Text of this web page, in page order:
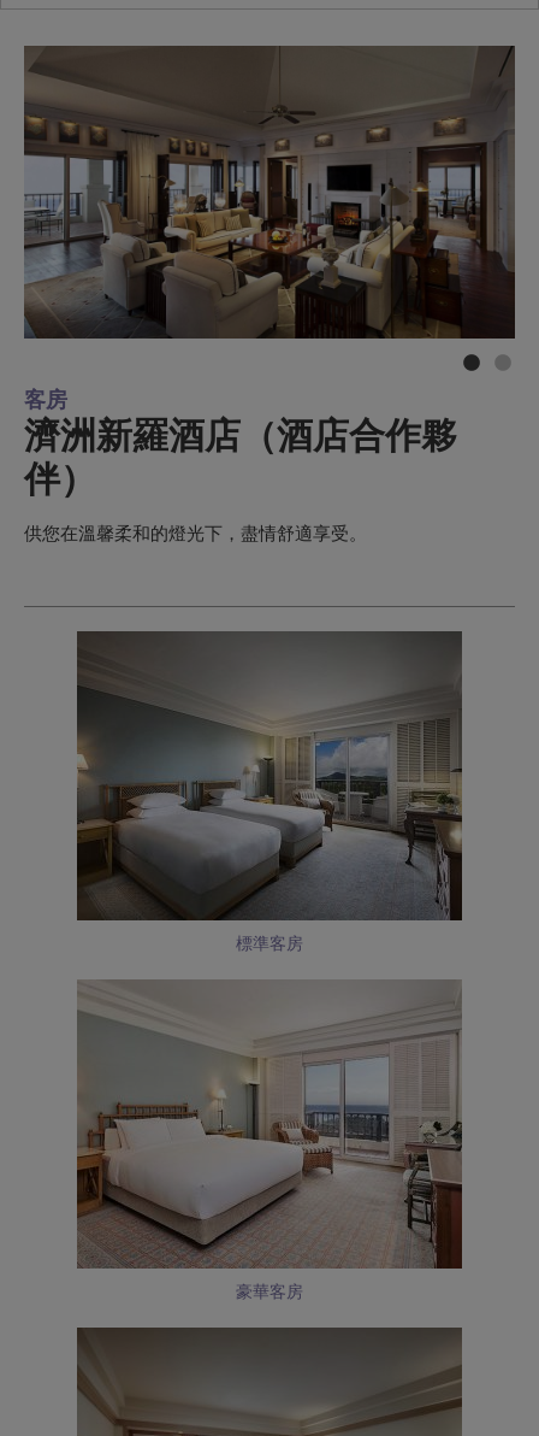
客房
濟洲新羅酒店（酒店合作夥
伴）
供您在溫馨柔和的燈光下，盡情舒適享受。
標準客房
豪華客房